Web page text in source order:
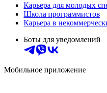
Карьера для молодых
Школа программистов
Карьера в
Боты для уведомлений
Мобильное приложение